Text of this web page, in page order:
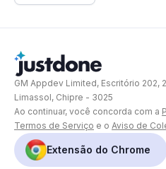
GM Appdev Limited, Escritório 202,
Limassol, Chipre - 3025
Ao continuar, você concorda com a
Termos de Serviço e o Aviso de
Extensão do Chrome